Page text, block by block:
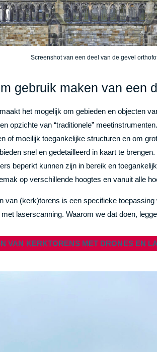
Screenshot van een deel van de gevel
gebruik maken van een
het mogelijk om gebieden en objecten
opzichte van “traditionele”
of moeilijk toegankelijke structuren en om
snel en gedetailleerd in kaart te
beperkt kunnen zijn in bereik en
op verschillende hoogtes en vanuit alle
van (kerk)torens is een specifieke
laserscanning. Waarom we dat doen,
VAN KERKTORENS MET DRONES EN